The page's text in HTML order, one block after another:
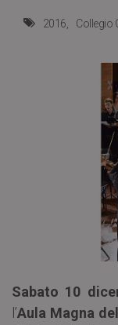
2016 Collegio
Sabato 10
l’Aula Magna